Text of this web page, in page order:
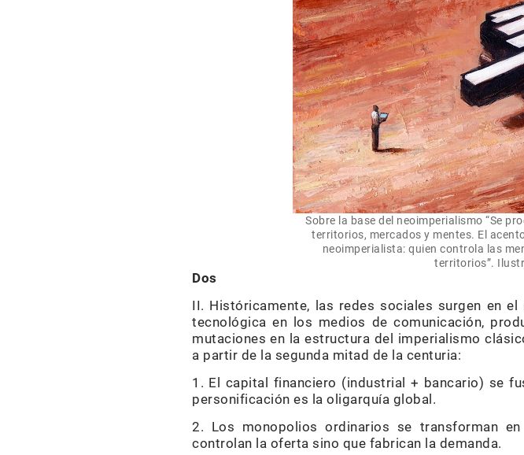
Sobre la base del neoimperialismo “Se
territorios, mercados y mentes. El
neoimperialista: quien controla las
territorios”.
Dos
II. Históricamente, las redes sociales surgen en
tecnológica en los medios de comunicación,
mutaciones en la estructura del imperialismo
a partir de la segunda mitad de la centuria:
1. El capital financiero (industrial + bancario) se
personificación es la oligarquía global.
2. Los monopolios ordinarios se transforman
controlan la oferta sino que fabrican la demanda.